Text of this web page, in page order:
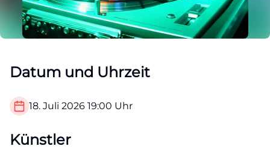
Datum und Uhrzeit
18. Juli 2026 19:00 Uhr
Künstler